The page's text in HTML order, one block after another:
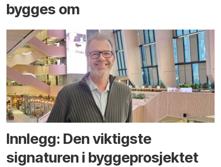
bygges om
Innlegg: Den viktigste
signaturen i bygge­­prosjektet